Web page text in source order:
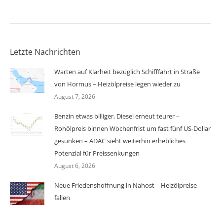
Letzte Nachrichten
Warten auf Klarheit bezüglich Schifffahrt in Straße
von Hormus – Heizölpreise legen wieder zu
August 7, 2026
Benzin etwas billiger, Diesel erneut teurer –
Rohölpreis binnen Wochenfrist um fast fünf US-Dollar
gesunken – ADAC sieht weiterhin erhebliches
Potenzial für Preissenkungen
August 6, 2026
Neue Friedenshoffnung in Nahost – Heizölpreise
fallen